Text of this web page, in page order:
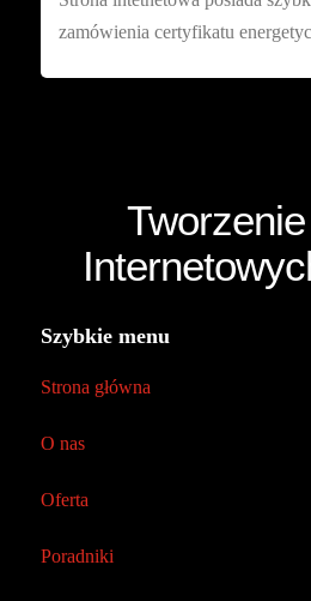
zamówienia certyfikatu
Szybkie menu
Strona główna
O nas
Oferta
Poradniki